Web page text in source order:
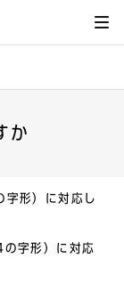
か
形）に対応し
字形）に対応